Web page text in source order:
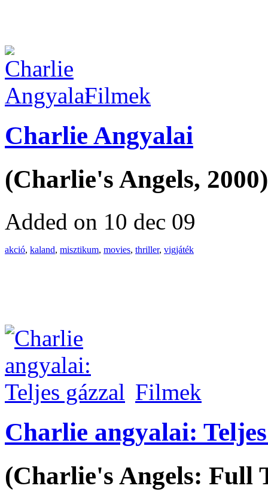
Filmek
Charlie Angyalai
(Charlie's Angels, 2000)
Added on 10 dec 09
akció, kaland, misztikum, movies, thriller, vigjáték
Filmek
Charlie angyalai:
(Charlie's Angels: Full